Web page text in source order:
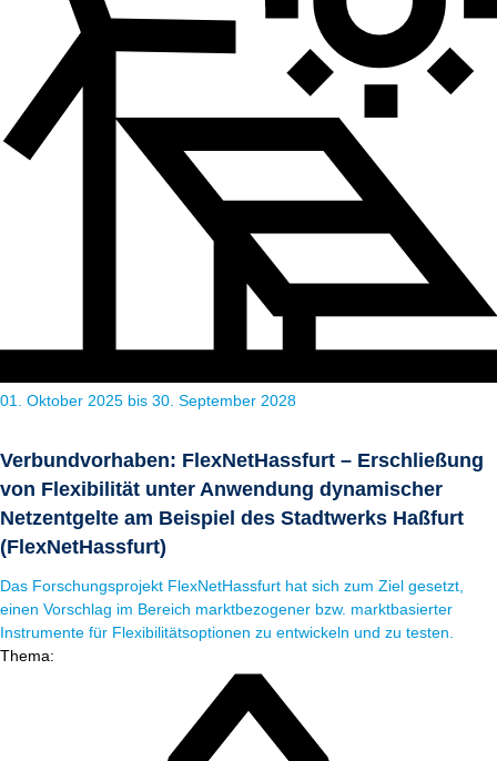
01. Oktober 2025 bis 30. September 2028
Verbundvorhaben: FlexNetHassfurt – Erschließung
von Flexibilität unter Anwendung dynamischer
Netzentgelte am Beispiel des Stadtwerks Haßfurt
(FlexNetHassfurt)
Das Forschungsprojekt FlexNetHassfurt hat sich zum Ziel gesetzt,
einen Vorschlag im Bereich marktbezogener bzw. marktbasierter
Instrumente für Flexibilitätsoptionen zu entwickeln und zu testen.
Thema: